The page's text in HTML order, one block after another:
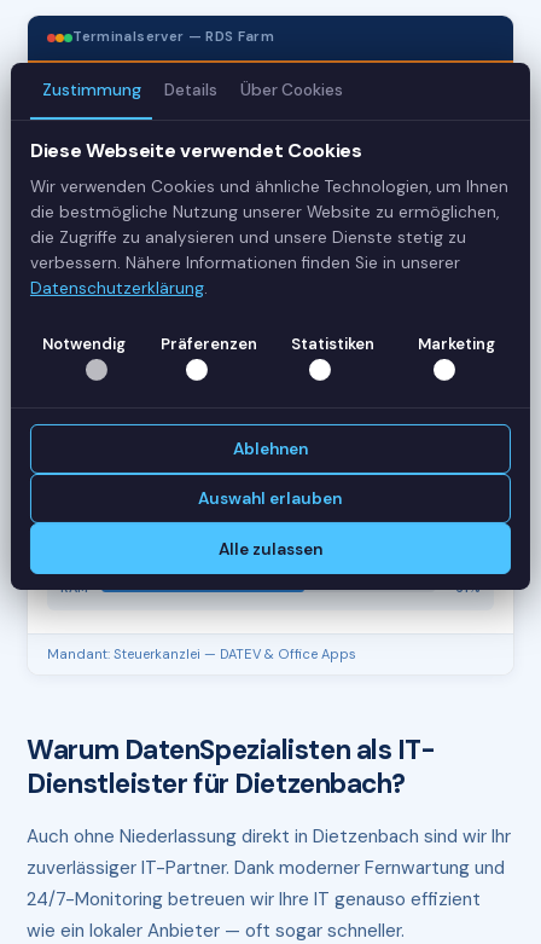
Terminalserver — RDS Farm
Server
42
Sessions
Status
CPU
62%
RAM
61%
Mandant: Steuerkanzlei — DATEV & Office Apps
Warum DatenSpezialisten als IT-
Dienstleister für Dietzenbach?
Auch ohne Niederlassung direkt in Dietzenbach sind wir Ihr
zuverlässiger IT-Partner. Dank moderner Fernwartung und
24/7-Monitoring betreuen wir Ihre IT genauso effizient
wie ein lokaler Anbieter — oft sogar schneller.
Zustimmung Details Über Cookies
Diese Webseite verwendet Cookies
Wir verwenden Cookies und ähnliche Technologien, um Ihnen
die bestmögliche Nutzung unserer Website zu ermöglichen,
die Zugriffe zu analysieren und unsere Dienste stetig zu
verbessern. Nähere Informationen finden Sie in unserer
Datenschutzerklärung.
Notwendig Präferenzen Statistiken Marketing
Ablehnen
Auswahl erlauben
Alle zulassen